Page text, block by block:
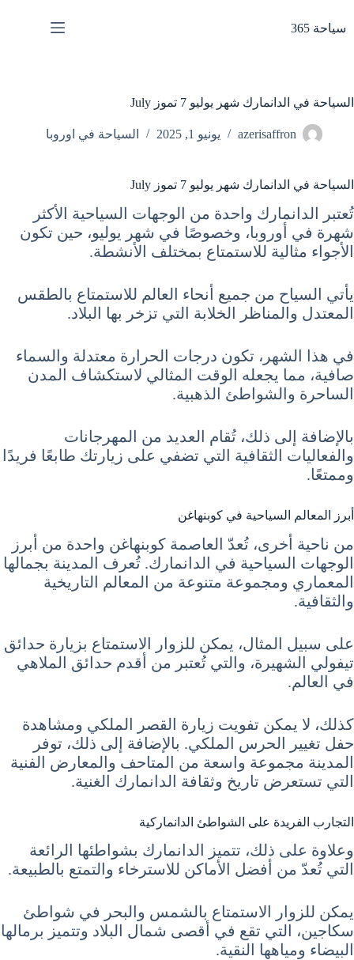
المحتوى
سياحة 365
السياحة في الدانمارك شهر يوليو 7 تموز July
azerisaffron يونيو 1, 2025 السياحة في اوروبا
السياحة في الدانمارك شهر يوليو 7 تموز July
تُعتبر الدانمارك واحدة من الوجهات السياحية الأكثر
شهرة في أوروبا، وخصوصًا في شهر يوليو، حين تكون
الأجواء مثالية للاستمتاع بمختلف الأنشطة.
يأتي السياح من جميع أنحاء العالم للاستمتاع بالطقس
المعتدل والمناظر الخلابة التي تزخر بها البلاد.
في هذا الشهر، تكون درجات الحرارة معتدلة والسماء
صافية، مما يجعله الوقت المثالي لاستكشاف المدن
الساحرة والشواطئ الذهبية.
بالإضافة إلى ذلك، تُقام العديد من المهرجانات
والفعاليات الثقافية التي تضفي على زيارتك طابعًا فريدًا
وممتعًا.
أبرز المعالم السياحية في كوبنهاغن
من ناحية أخرى، تُعدّ العاصمة كوبنهاغن واحدة من أبرز
الوجهات السياحية في الدانمارك. تُعرف المدينة بجمالها
المعماري ومجموعة متنوعة من المعالم التاريخية
والثقافية.
على سبيل المثال، يمكن للزوار الاستمتاع بزيارة حدائق
تيفولي الشهيرة، والتي تُعتبر من أقدم حدائق الملاهي
في العالم.
كذلك، لا يمكن تفويت زيارة القصر الملكي ومشاهدة
حفل تغيير الحرس الملكي. بالإضافة إلى ذلك، توفر
المدينة مجموعة واسعة من المتاحف والمعارض الفنية
التي تستعرض تاريخ وثقافة الدانمارك الغنية.
التجارب الفريدة على الشواطئ الدانماركية
وعلاوة على ذلك، تتميز الدانمارك بشواطئها الرائعة
التي تُعدّ من أفضل الأماكن للاسترخاء والتمتع بالطبيعة.
يمكن للزوار الاستمتاع بالشمس والبحر في شواطئ
سكاجين، التي تقع في أقصى شمال البلاد وتتميز برمالها
البيضاء ومياهها النقية.